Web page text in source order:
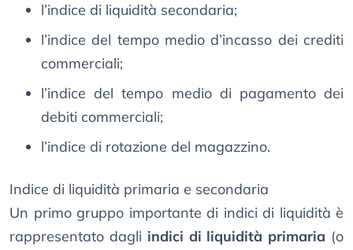
l’indice di liquidità secondaria;
l’indice del tempo medio d’incasso dei crediti
commerciali;
l’indice del tempo medio di pagamento dei
debiti commerciali;
l’indice di rotazione del magazzino.
Indice di liquidità primaria e secondaria
Un primo gruppo importante di indici di liquidità è
rappresentato dagli indici di liquidità primaria (o